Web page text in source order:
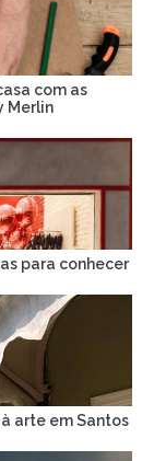
com as
Merlin
para conhecer
arte em Santos